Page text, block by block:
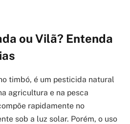
ou Vilã? Entenda
timbó, é um pesticida natural
agricultura e na pesca
rapidamente no
sob a luz solar. Porém, o uso